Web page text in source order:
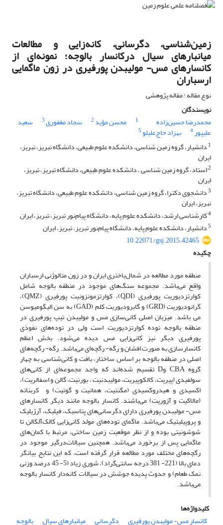
زمین‌شناسی، دگرسانی، کانه‌زایی و مطالعات
میانبارهای سیال درکانسار بالوجه؛ نمونه‌ای از
کانسارهای مس- مولیبدن پورفیری در زون ماگمایی
ارسباران
نوع مقاله : مقاله پژوهشی
نویسندگان
محمد‌رضا حسین‌زاده
1 محسن مؤید 2 سجاد مغفوری3 سعید
علیپور4 بهزاد حاج‌علیلو5
1 دانشیار، گروه زمین شناسی، دانشکده علوم طبیعی، دانشگاه تبریز، تبریز،
ایران
2استاد، گروه زمین شناسی ، دانشکده علوم طبیعی، دانشگاه تبریز، تبریز،
ایران
3دانشجوی دکترا، گروه زمین شناسی، دانشکده علوم طبیعی، دانشگاه تبریز،
تبریز، ایران
4کارشناسی ارشد، دانشکده علوم پایه، دانشگاه پیام‌نور تبریز، تبریز، ایران
5دانشیار، دانشکده علوم پایه، دانشگاه پیام‌نور تبریز، تبریز، ایران
10.22071/gsj.2015.42465
چکیده
منطقه مورد مطالعه در شمال‌باختری ایران و در زون متالوژنی ارسباران
واقع می‌باشد. مجموعه سنگ‌های موجود در منطقه بالوجه شامل
کوارتز‌دیوریت پورفیری (QDI)، کوارتز‌مونزونیت پورفیری (QMZ)،
گرانودیوریت (GRD) و گابرو‌دیوریت کلم (GAD) به سن الیگومیوسن
می باشد. میزبان اصلی کانی‌سازی مس و مولیبدن تیپ پورفیری در
منطقه بالوجه توده کوارتز‌دیوریت است ولی در توده‌های نفوذی
پورفیری دیگر نیز کانی‌زایی مس دیده می‌شود. بخش اعظم
کانسار‌سازی به صورت افشان و رگه- رگچه‌ای می‌باشد. رگه‌- رگچه‌های
اصلی در منطقه بالوجه بر اساس ساختار، بافت و کانی‌شناسی به چهار
گروه C,B,A وD تقسیم شده‌اند که واجد مجموعه‌ای از کانی‌های
سولفیدی (پیریت، کالکوپیریت، مولیبدنیت ، بورنیت، گالن و اسفالریت)،
اکسیدی و هیدروکسیدی (مگنتیت، هماتیت و گوتیت) و کربناته
(مالاکیت و آزوریت) می‌باشند. کانسار بالوجه مانند دیگر کانسارهای
مس- مولیبدن پورفیری دارای دگرسانی‌های پتاسیک، فیلیک، آرژیلیک
و پروپیلیتیک می‌باشد. ماگمای توده‌های مولد کانی‌زایی کالک‌آلکالن تا
شوشونیتی بوده و از نظر موقعیت زمین ساختی، مرتبط با کمان‌‌های
ماگمایی پس از برخورد می‌باشد. همچنین سیالات‌درگیر موجود در
رگچه‌های مختلف مورد مطالعه قرار گرفته است، که این نتایج بیانگر
دمای بالا (221- 381 درجه سانتی‌گراد)، شوری زیاد (5- 45 درصد وزنی
نمک طعام) و حدوث پدیده جوشش در سیالات کانه‌دار کانسار بالوجه
می‌باشد.
کلیدواژه‌ها
کانسار مس- مولیبدن پورفیری
دگرسانی میانبارهای سیال بالوجه